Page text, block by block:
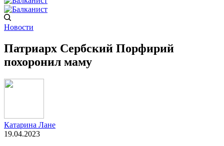
Новости
Патриарх Сербский Порфирий
похоронил маму
Катарина Лане
19.04.2023